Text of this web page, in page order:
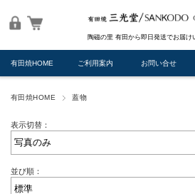
陶磁の里 有田から即日発送でお届け
有田焼HOME ご利用案内 お問い合せ
有田焼HOME 蓋物
表示切替：
並び順：